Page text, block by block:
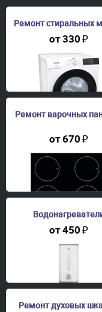
Ремонт стиральных
от330₽
Ремонт варочных
от670₽
от450₽
Ремонт духовых